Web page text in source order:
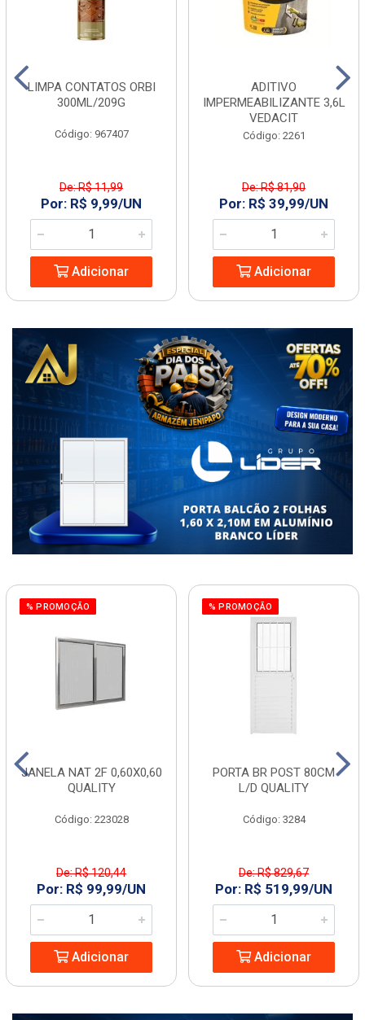
LIMPA CONTATOS ORBI
300ML/209G
Código: 967407
De: R$ 11,99
Por: R$ 9,99/UN
Adicionar
ADITIVO
IMPERMEABILIZANTE 3,6L
VEDACIT
Código: 2261
De: R$ 81,90
Por: R$ 39,99/UN
Adicionar
% PROMOÇÃO
JANELA NAT 2F 0,60X0,60
QUALITY
Código: 223028
De: R$ 120,44
Por: R$ 99,99/UN
Adicionar
% PROMOÇÃO
PORTA BR POST 80CM
L/D QUALITY
Código: 3284
De: R$ 829,67
Por: R$ 519,99/UN
Adicionar